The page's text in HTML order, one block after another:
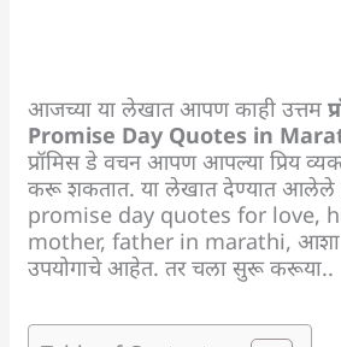
आजच्या या लेखात आपण काही उत्तम
Promise Day Quotes in
प्रॉमिस डे वचन आपण आपल्या प्रिय
करू शकतात. या लेखात देण्यात आलेले
promise day quotes for love,
mother, father in marathi, आशा
उपयोगाचे आहेत. तर चला सुरू करूया..